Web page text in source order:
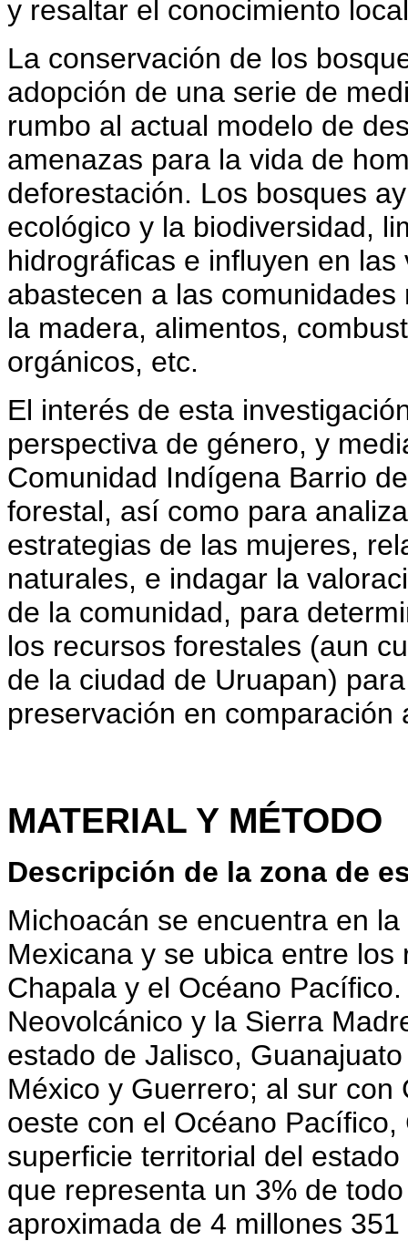
y resaltar el conocimiento
La conservación de los
adopción de una serie de
rumbo al actual modelo de
amenazas para la vida de
deforestación. Los bosques
ecológico y la biodiversidad,
hidrográficas e influyen en
abastecen a las
la madera, alimentos,
orgánicos, etc.
El interés de esta
perspectiva de género, y
Comunidad Indígena Barrio
forestal, así como para
estrategias de las mujeres,
naturales, e indagar la
de la comunidad, para
los recursos forestales (aun
de la ciudad de Uruapan)
preservación en
MATERIAL Y MÉTODO
Descripción de la zona de
Michoacán se encuentra en
Mexicana y se ubica entre
Chapala y el Océano
Neovolcánico y la Sierra
estado de Jalisco,
México y Guerrero; al sur
oeste con el Océano
superficie territorial del
que representa un 3% de
aproximada de 4 millones